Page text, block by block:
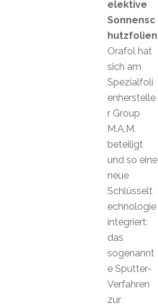
elektive
Sonnensc
hutzfolien
Orafol hat
sich am
Spezialfoli
enherstelle
r Group
M.A.M.
beteiligt
und so eine
neue
Schlüsselt
echnologie
integriert:
das
sogenannt
e Sputter-
Verfahren
zur